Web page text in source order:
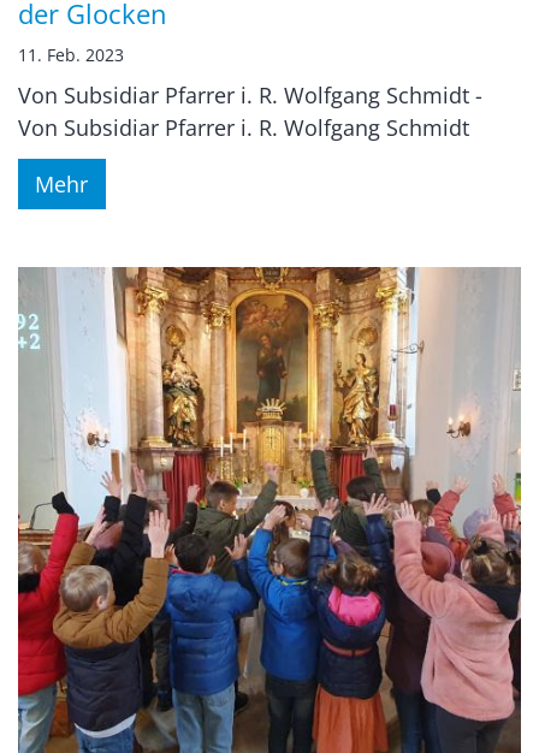
der Glocken
11. Feb. 2023
Von Subsidiar Pfarrer i. R. Wolfgang Schmidt -
Von Subsidiar Pfarrer i. R. Wolfgang Schmidt
Mehr